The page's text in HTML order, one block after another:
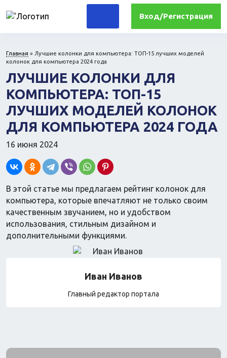
Для дома
Комплектующие ПК и периферия
Для дачи и сада
Для кухни
Прочая техника
Компьютеры
Для офиса
Лекарства и гигиена
Медтехника
Ортопедия
Прочие гаджеты
Часы и трекеры
Мобильные телефоны
Фото и видеокамеры
Вход/Регистрация
Главная » Лучшие колонки для компьютера: ТОП-15 лучших моделей
колонок для компьютера 2024 года
ЛУЧШИЕ КОЛОНКИ ДЛЯ
КОМПЬЮТЕРА: ТОП-15
ЛУЧШИХ МОДЕЛЕЙ КОЛОНОК
ДЛЯ КОМПЬЮТЕРА 2024 ГОДА
16 июня 2024
В этой статье мы предлагаем рейтинг колонок для
компьютера, которые впечатляют не только своим
качественным звучанием, но и удобством
использования, стильным дизайном и
дополнительными функциями.
Иван Иванов
Главный редактор портала